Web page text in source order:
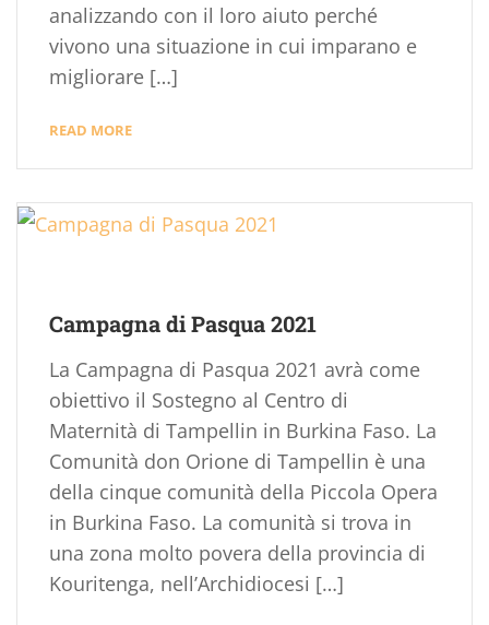
analizzando con il loro aiuto perché
vivono una situazione in cui imparano e
migliorare […]
READ MORE
Campagna di Pasqua 2021
La Campagna di Pasqua 2021 avrà come
obiettivo il Sostegno al Centro di
Maternità di Tampellin in Burkina Faso. La
Comunità don Orione di Tampellin è una
della cinque comunità della Piccola Opera
in Burkina Faso. La comunità si trova in
una zona molto povera della provincia di
Kouritenga, nell’Archidiocesi […]